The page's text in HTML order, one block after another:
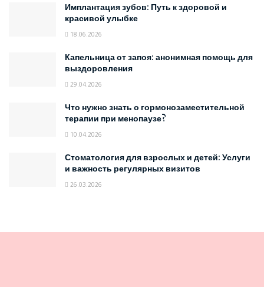
Имплантация зубов: Путь к здоровой и
красивой улыбке
18.06.2026
Капельница от запоя: анонимная помощь для
выздоровления
29.04.2026
Что нужно знать о гормонозаместительной
терапии при менопаузе?
10.04.2026
Стоматология для взрослых и детей: Услуги
и важность регулярных визитов
26.03.2026